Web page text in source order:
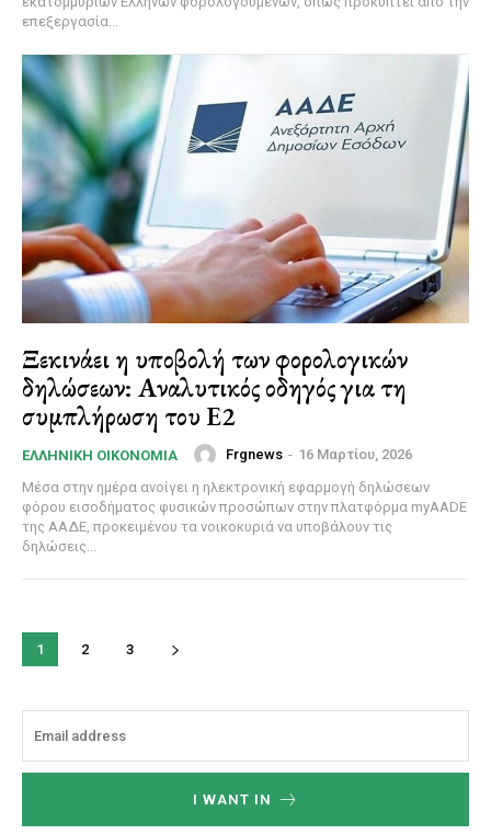
επεξεργασία...
Ξεκινάει η υποβολή των φορολογικών
δηλώσεων: Αναλυτικός οδηγός για τη
συμπλήρωση του Ε2
ΕΛΛΗΝΙΚΉ ΟΙΚΟΝΟΜΊΑ Frgnews - 16 Μαρτίου, 2026
Μέσα στην ημέρα ανοίγει η ηλεκτρονική εφαρμογή δηλώσεων
φόρου εισοδήματος φυσικών προσώπων στην πλατφόρμα myAADE
της ΑΑΔΕ, προκειμένου τα νοικοκυριά να υποβάλουν τις
δηλώσεις...
1 2 3
I WANT IN